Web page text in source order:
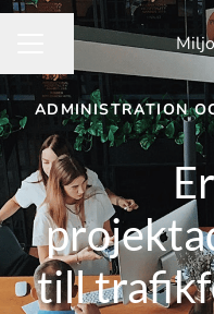
KARRIÄRMENY
Dela sidan
ADMINISTRATION
till